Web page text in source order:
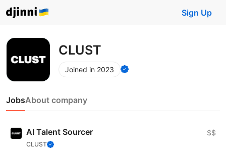
Sign Up
CLUST
Joined in 2023
JobsAbout company
AI Talent Sourcer
CLUST
$$